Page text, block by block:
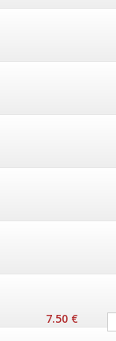
+ mulčieris +
komplekts -
kartupeļi
7.50 €